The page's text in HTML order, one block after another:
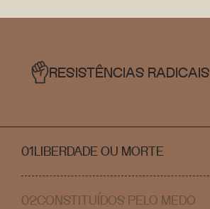
RESISTÊNCIAS RADICAIS
01LIBERDADE OU MORTE
02CONSTITUÍDOS PELO MEDO